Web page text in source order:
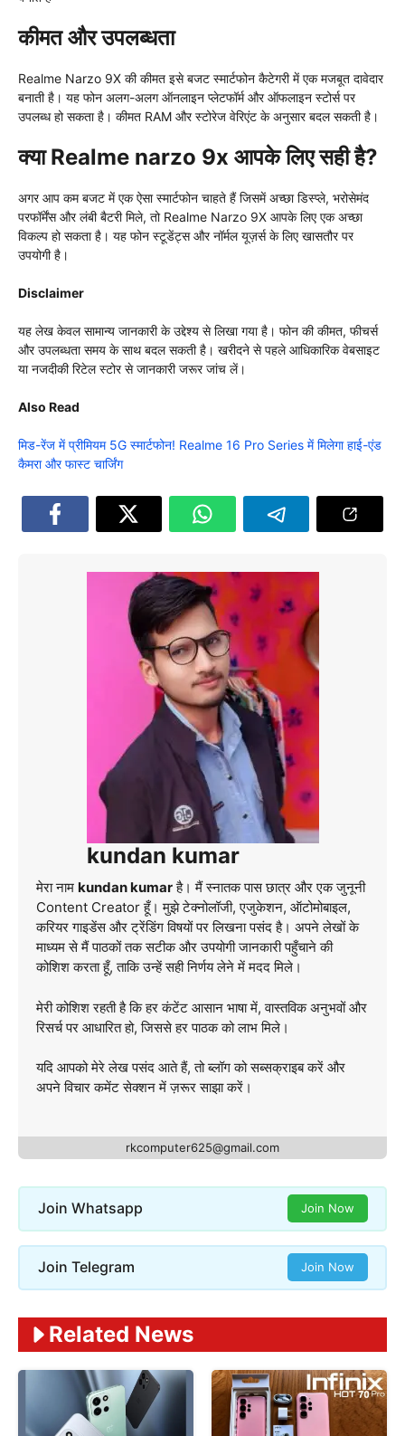
कीमत और उपलब्धता
Realme Narzo 9X की कीमत इसे बजट स्मार्टफोन कैटेगरी में एक मजबूत दावेदार
बनाती है। यह फोन अलग-अलग ऑनलाइन प्लेटफॉर्म और ऑफलाइन स्टोर्स पर
उपलब्ध हो सकता है। कीमत RAM और स्टोरेज वेरिएंट के अनुसार बदल सकती है।
क्या Realme narzo 9x आपके लिए सही है?
अगर आप कम बजट में एक ऐसा स्मार्टफोन चाहते हैं जिसमें अच्छा डिस्प्ले, भरोसेमंद
परफॉर्मेंस और लंबी बैटरी मिले, तो Realme Narzo 9X आपके लिए एक अच्छा
विकल्प हो सकता है। यह फोन स्टूडेंट्स और नॉर्मल यूज़र्स के लिए खासतौर पर
उपयोगी है।
Disclaimer
यह लेख केवल सामान्य जानकारी के उद्देश्य से लिखा गया है। फोन की कीमत, फीचर्स
और उपलब्धता समय के साथ बदल सकती है। खरीदने से पहले आधिकारिक वेबसाइट
या नजदीकी रिटेल स्टोर से जानकारी जरूर जांच लें।
Also Read
मिड-रेंज में प्रीमियम 5G स्मार्टफोन! Realme 16 Pro Series में मिलेगा हाई-एंड
कैमरा और फास्ट चार्जिंग
kundan kumar
मेरा नाम kundan kumarहै। मैं स्नातक पास छात्र और एक जुनूनी
Content Creator हूँ। मुझे टेक्नोलॉजी, एजुकेशन, ऑटोमोबाइल,
करियर गाइडेंस और ट्रेंडिंग विषयों पर लिखना पसंद है। अपने लेखों के
माध्यम से मैं पाठकों तक सटीक और उपयोगी जानकारी पहुँचाने की
कोशिश करता हूँ, ताकि उन्हें सही निर्णय लेने में मदद मिले।
मेरी कोशिश रहती है कि हर कंटेंट आसान भाषा में, वास्तविक अनुभवों और
रिसर्च पर आधारित हो, जिससे हर पाठक को लाभ मिले।
यदि आपको मेरे लेख पसंद आते हैं, तो ब्लॉग को सब्सक्राइब करें और
अपने विचार कमेंट सेक्शन में ज़रूर साझा करें।
rkcomputer625@gmail.com
Join Whatsapp Join Now
Join Telegram Join Now
Related News